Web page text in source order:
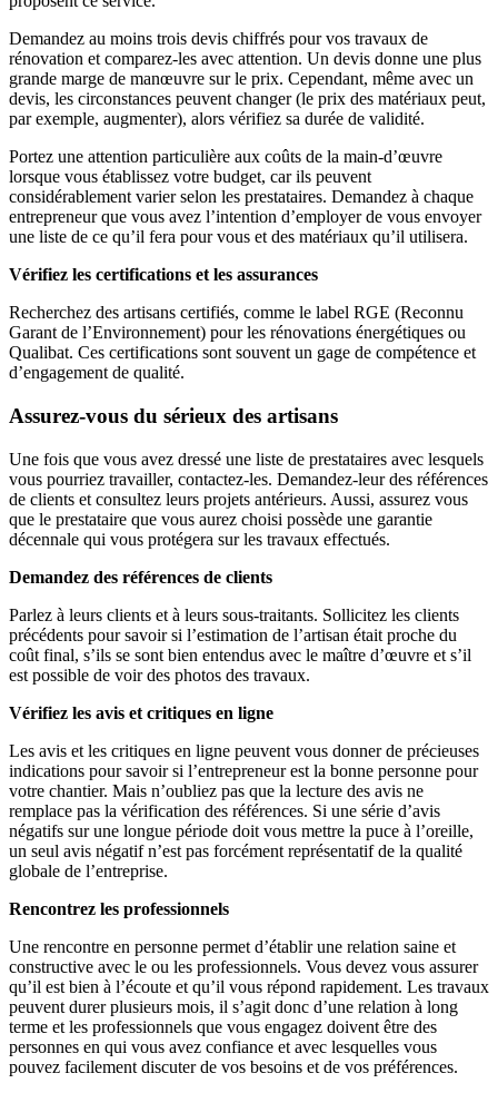
Demandez au moins trois devis chiffrés pour vos travaux de
rénovation et comparez-les avec attention. Un devis donne une plus
grande marge de manœuvre sur le prix. Cependant, même avec un
devis, les circonstances peuvent changer (le prix des matériaux peut,
par exemple, augmenter), alors vérifiez sa durée de validité.
Portez une attention particulière aux coûts de la main-d’œuvre
lorsque vous établissez votre budget, car ils peuvent
considérablement varier selon les prestataires. Demandez à chaque
entrepreneur que vous avez l’intention d’employer de vous envoyer
une liste de ce qu’il fera pour vous et des matériaux qu’il utilisera.
Vérifiez les certifications et les assurances
Recherchez des artisans certifiés, comme le label RGE (Reconnu
Garant de l’Environnement) pour les rénovations énergétiques ou
Qualibat. Ces certifications sont souvent un gage de compétence et
d’engagement de qualité.
Assurez-vous du sérieux des artisans
Une fois que vous avez dressé une liste de prestataires avec lesquels
vous pourriez travailler, contactez-les. Demandez-leur des références
de clients et consultez leurs projets antérieurs. Aussi, assurez vous
que le prestataire que vous aurez choisi possède une garantie
décennale qui vous protégera sur les travaux effectués.
Demandez des références de clients
Parlez à leurs clients et à leurs sous-traitants. Sollicitez les clients
précédents pour savoir si l’estimation de l’artisan était proche du
coût final, s’ils se sont bien entendus avec le maître d’œuvre et s’il
est possible de voir des photos des travaux.
Vérifiez les avis et critiques en ligne
Les avis et les critiques en ligne peuvent vous donner de précieuses
indications pour savoir si l’entrepreneur est la bonne personne pour
votre chantier. Mais n’oubliez pas que la lecture des avis ne
remplace pas la vérification des références. Si une série d’avis
négatifs sur une longue période doit vous mettre la puce à l’oreille,
un seul avis négatif n’est pas forcément représentatif de la qualité
globale de l’entreprise.
Rencontrez les professionnels
Une rencontre en personne permet d’établir une relation saine et
constructive avec le ou les professionnels. Vous devez vous assurer
qu’il est bien à l’écoute et qu’il vous répond rapidement. Les travaux
peuvent durer plusieurs mois, il s’agit donc d’une relation à long
terme et les professionnels que vous engagez doivent être des
personnes en qui vous avez confiance et avec lesquelles vous
pouvez facilement discuter de vos besoins et de vos préférences.